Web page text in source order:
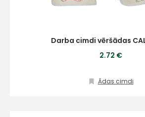
Darba cimdi vēršādas
2.72 €
Ādas cimdi